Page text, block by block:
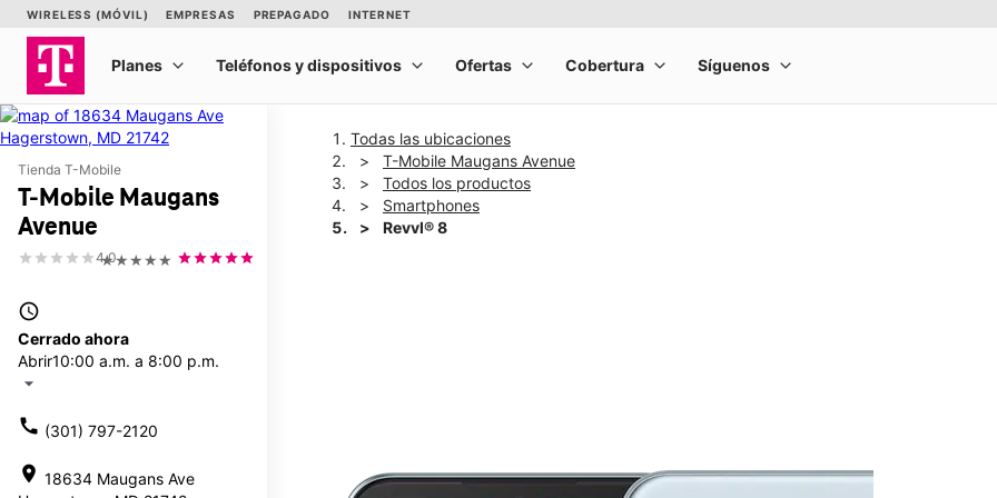
Tienda T-Mobile
T-Mobile Maugans
Avenue
★★★★★
4.0
access_time
Cerrado ahora
Abrir10:00 a.m. a 8:00 p.m.
arrow_drop_down
call (301) 797-2120
location_on 18634 Maugans Ave
Todas las ubicaciones
T-Mobile Maugans Avenue
Todos los productos
Smartphones
Revvl® 8